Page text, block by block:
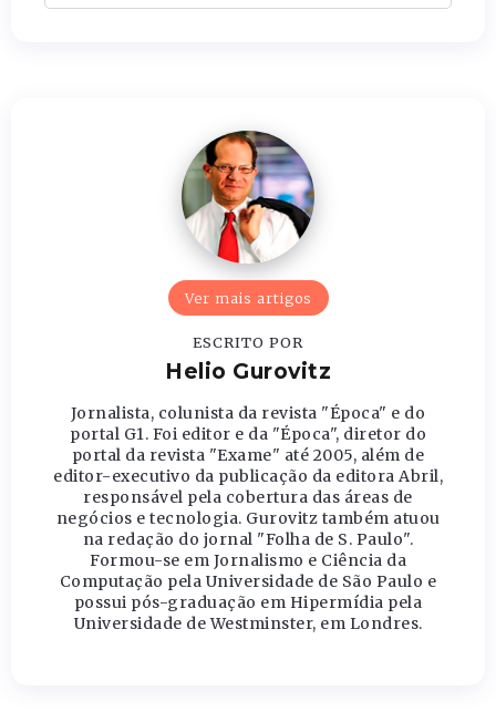
Ver mais artigos
ESCRITO POR
Helio Gurovitz
Jornalista, colunista da revista "Época" e do
portal G1. Foi editor e da "Época", diretor do
portal da revista "Exame" até 2005, além de
editor-executivo da publicação da editora Abril,
responsável pela cobertura das áreas de
negócios e tecnologia. Gurovitz também atuou
na redação do jornal "Folha de S. Paulo".
Formou-se em Jornalismo e Ciência da
Computação pela Universidade de São Paulo e
possui pós-graduação em Hipermídia pela
Universidade de Westminster, em Londres.